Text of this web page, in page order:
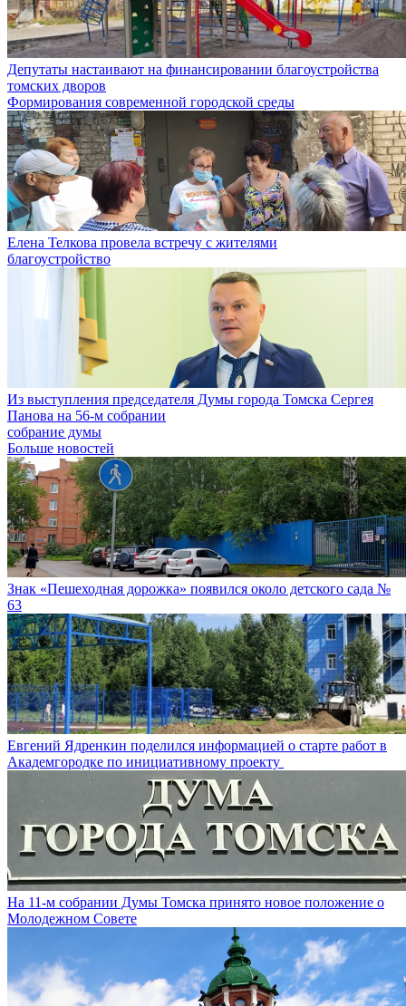
Депутаты настаивают на финансировании благоустройства
томских дворов
Формирования современной городской среды
Елена Телкова провела встречу с жителями
благоустройство
Из выступления председателя Думы города Томска Сергея
Панова на 56-м собрании
собрание думы
Больше новостей
Знак «Пешеходная дорожка» появился около детского сада №
63
Евгений Ядренкин поделился информацией о старте работ в
Академгородке по инициативному проекту
На 11-м собрании Думы Томска принято новое положение о
Молодежном Совете